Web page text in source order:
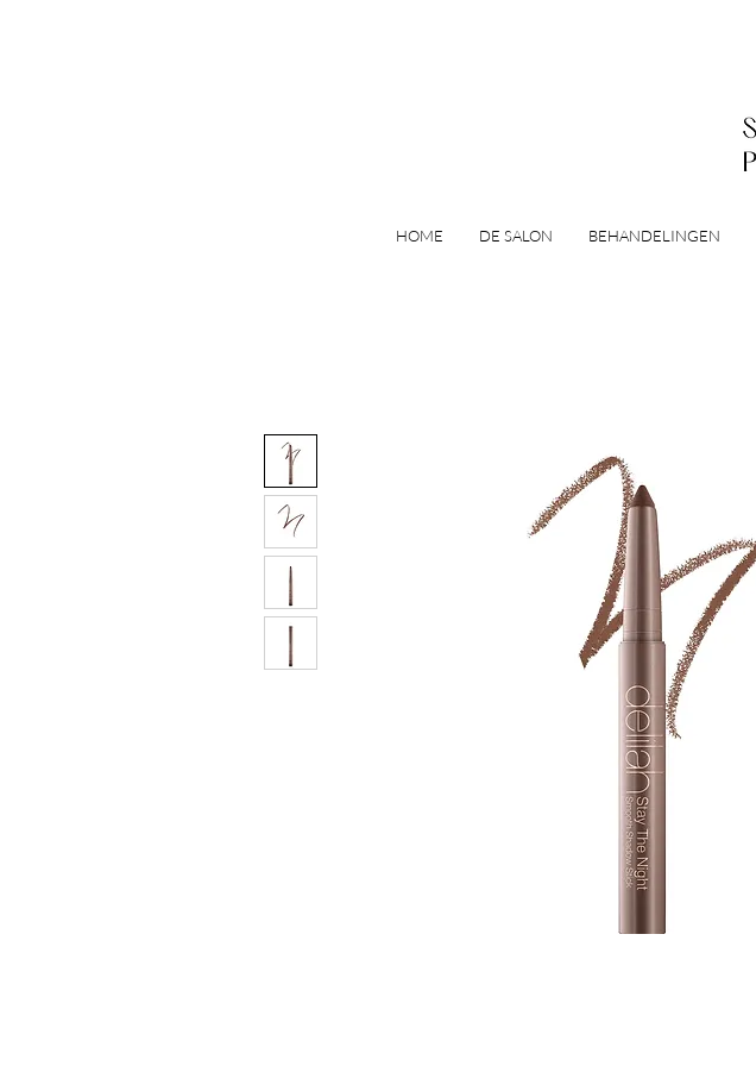
HOME DE SALON BEHANDELINGEN